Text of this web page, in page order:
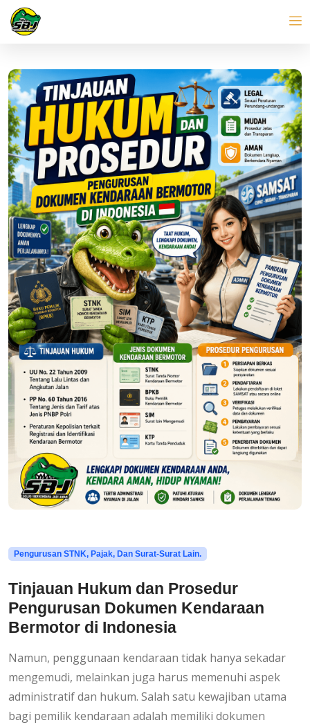
Pengurusan STNK, Pajak, Dan Surat-Surat Lain.
Tinjauan Hukum dan Prosedur
Pengurusan Dokumen Kendaraan
Bermotor di Indonesia
Namun, penggunaan kendaraan tidak hanya sekadar
mengemudi, melainkan juga harus memenuhi aspek
administratif dan hukum. Salah satu kewajiban utama
bagi pemilik kendaraan adalah memiliki dokumen